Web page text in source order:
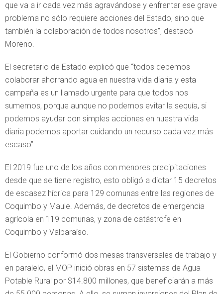
que va a ir cada vez más agravándose y enfrentar ese grave
problema no sólo requiere acciones del Estado, sino que
también la colaboración de todos nosotros”, destacó
Moreno.
El secretario de Estado explicó que “todos debemos
colaborar ahorrando agua en nuestra vida diaria y esta
campaña es un llamado urgente para que todos nos
sumemos, porque aunque no podemos evitar la sequía, si
podemos ayudar con simples acciones en nuestra vida
diaria podemos aportar cuidando un recurso cada vez más
escaso”.
El 2019 fue uno de los años con menores precipitaciones
desde que se tiene registro, esto obligó a dictar 15 decretos
de escasez hídrica para 129 comunas entre las regiones de
Coquimbo y Maule. Además, de decretos de emergencia
agrícola en 119 comunas, y zona de catástrofe en
Coquimbo y Valparaíso.
El Gobierno conformó dos mesas transversales de trabajo y
en paralelo, el MOP inició obras en 57 sistemas de Agua
Potable Rural por $14.800 millones, que beneficiarán a más